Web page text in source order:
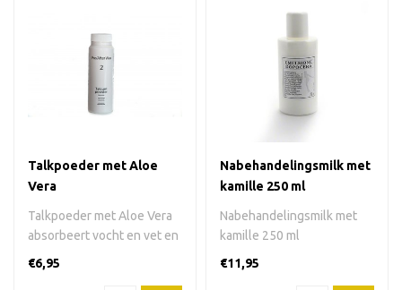
Talkpoeder met Aloe
Vera
Talkpoeder met Aloe Vera
absorbeert vocht en vet en
voor..
€6,95
Nabehandelingsmilk met
kamille 250 ml
Nabehandelingsmilk met
kamille 250 ml
€11,95